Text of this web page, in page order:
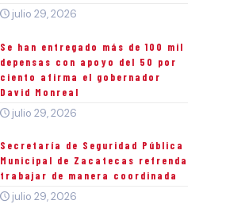
julio 29, 2026
Se han entregado más de 100 mil
depensas con apoyo del 50 por
ciento afirma el gobernador
David Monreal
julio 29, 2026
Secretaría de Seguridad Pública
Municipal de Zacatecas refrenda
trabajar de manera coordinada
julio 29, 2026